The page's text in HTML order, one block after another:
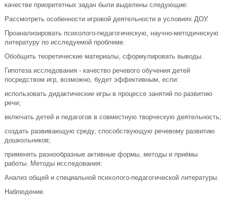
качестве приоритетных задач были выделены следующие:
Рассмотреть особенности игровой деятельности в условиях ДОУ.
Проанализировать психолого-педагогическую, научно-методическую
литературу по исследуемой проблеме.
Обобщить теоретические материалы, сформулировать выводы.
Гипотеза исследования - качество речевого обучения детей
посредством игр, возможно, будет эффективным, если:
использовать дидактические игры в процессе занятий по развитию
речи;
включать детей и педагогов в совместную творческую деятельность;
создать развивающую среду, способствующую речевому развитию
дошкольников;
применять разнообразные активные формы, методы и приёмы
работы. Методы исследования:
Анализ общей и специальной психолого-педагогической литературы.
Наблюдение.